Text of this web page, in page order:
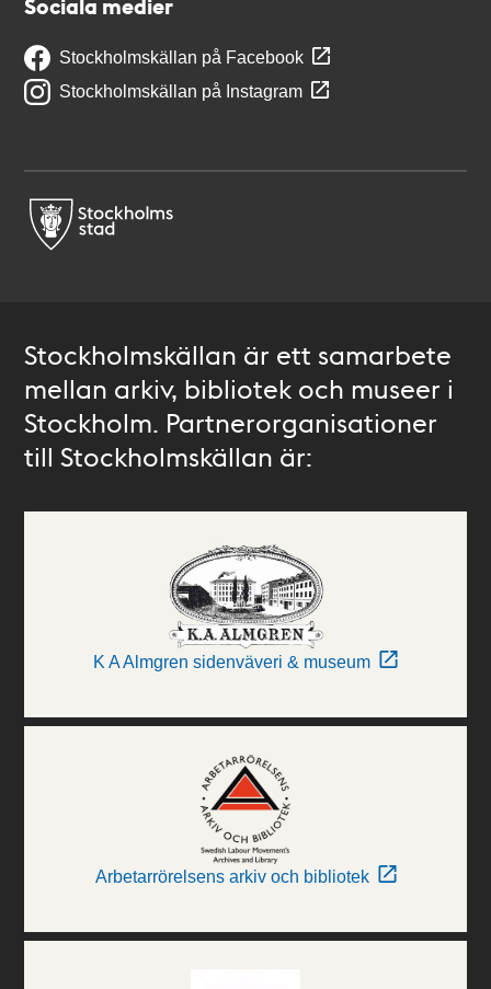
Sociala medier
Stockholmskällan på Facebook
Stockholmskällan på Instagram
Stockholmskällan är ett samarbete
mellan arkiv, bibliotek och museer i
Stockholm. Partnerorganisationer
till Stockholmskällan är:
K A Almgren sidenväveri & museum
Arbetarrörelsens arkiv och bibliotek